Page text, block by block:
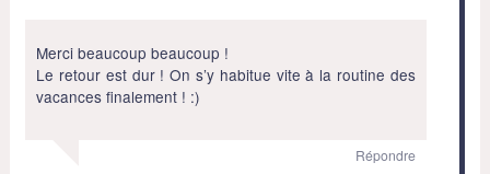
Merci beaucoup beaucoup !
Le retour est dur ! On s’y habitue vite à la routine des
vacances finalement ! :)
Répondre